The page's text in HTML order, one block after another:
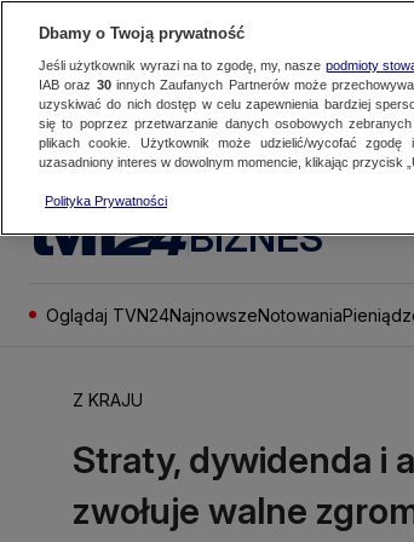
BIZNES
Oglądaj TVN24NajnowszeNotowania
Z KRAJU
Straty, dywidenda i
zwołuje walne
Dbamy o Twoją prywatność
Jeśli użytkownik wyrazi na to zgodę, my, nasze podmioty
IAB oraz 30innych Zaufanych Partnerów może
uzyskiwać do nich dostęp w celu zapewnienia bardziej
się to poprzez przetwarzanie danych osobowych
plikach cookie. Użytkownik może udzielić/wycofać
uzasadniony interes w dowolnym momencie, klikając przycisk
Polityka Prywatności